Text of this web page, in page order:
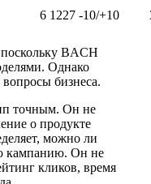
6 1227 -10/+10
BACH
Однако
вопросы бизнеса.
точным. Он не
о продукте
можно ли
кампанию. Он не
кликов, время